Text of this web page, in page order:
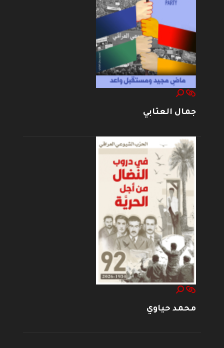
جمال العتابي
محمد حياوي